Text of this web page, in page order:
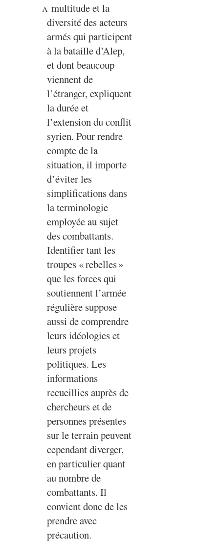
a multitude et la
diversité des acteurs
armés qui participent
à la bataille d’Alep,
et dont beaucoup
viennent de
l’étranger, expliquent
la durée et
l’extension du conflit
syrien. Pour rendre
compte de la
situation, il importe
d’éviter les
simplifications dans
la terminologie
employée au sujet
des combattants.
Identifier tant les
troupes «rebelles»
que les forces qui
soutiennent l’armée
régulière suppose
aussi de comprendre
leurs idéologies et
leurs projets
politiques. Les
informations
recueillies auprès de
chercheurs et de
personnes présentes
sur le terrain peuvent
cependant diverger,
en particulier quant
au nombre de
combattants. Il
convient donc de les
prendre avec
précaution.